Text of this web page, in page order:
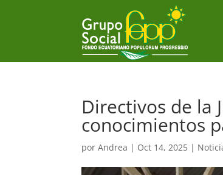
Directivos de la
conocimientos
porAndrea | Oct 14, 2025 |